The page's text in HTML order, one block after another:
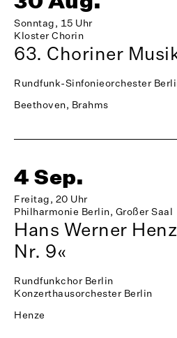
Sonntag, 15 Uhr
Kloster Chorin
63. Choriner
Rundfunk-Sinfonieorchester
Beethoven, Brahms
4 Sep.
Freitag, 20 Uhr
Philharmonie Berlin, Großer Saal
Hans Werner
Nr. 9«
Rundfunkchor Berlin
Konzerthausorchester Berlin
Henze